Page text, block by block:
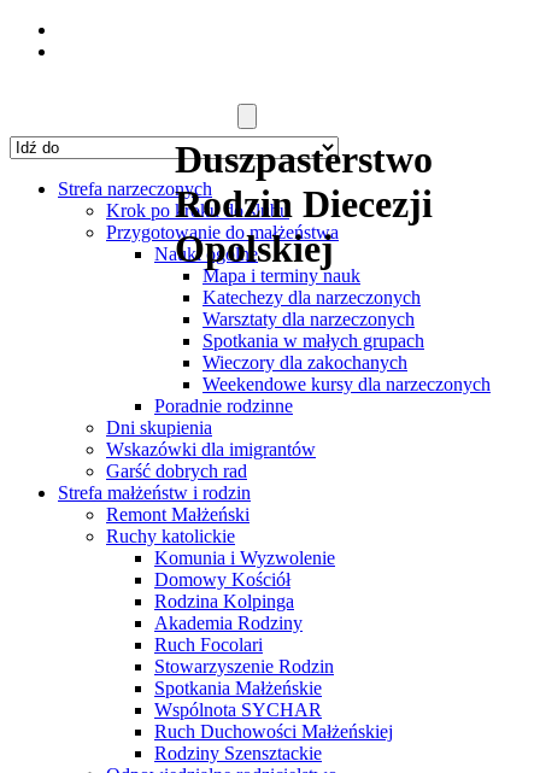
Duszpasterstwo
Rodzin Diecezji
Opolskiej
Strefa narzeczonych
Krok po kroku do ślubu
Przygotowanie do małżeństwa
Nauki ogólne
Mapa i terminy nauk
Katechezy dla narzeczonych
Warsztaty dla narzeczonych
Spotkania w małych grupach
Wieczory dla zakochanych
Weekendowe kursy dla narzeczonych
Poradnie rodzinne
Dni skupienia
Wskazówki dla imigrantów
Garść dobrych rad
Strefa małżeństw i rodzin
Remont Małżeński
Ruchy katolickie
Komunia i Wyzwolenie
Domowy Kościół
Rodzina Kolpinga
Akademia Rodziny
Ruch Focolari
Stowarzyszenie Rodzin
Spotkania Małżeńskie
Wspólnota SYCHAR
Ruch Duchowości Małżeńskiej
Rodziny Szensztackie